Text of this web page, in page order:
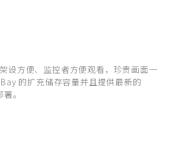
设方便、监控者方便观看，珍贵画面一
的扩充储存容量并且提供最新的
。